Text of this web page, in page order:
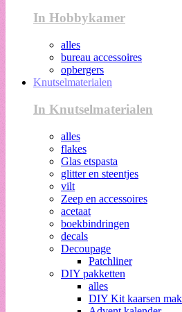
In Hobbykamer
alles
bureau accessoires
opbergers
Knutselmaterialen
In Knutselmaterialen
alles
flakes
Glas etspasta
glitter en steentjes
vilt
Zeep en accessoires
acetaat
boekbindringen
decals
Decoupage
Patchliner
DIY pakketten
alles
DIY Kit kaarsen